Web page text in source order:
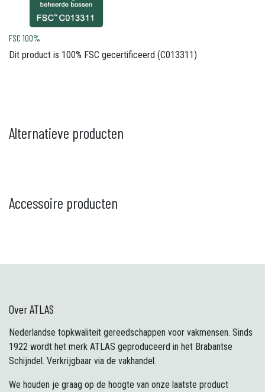
FSC 100%
Dit product is 100% FSC gecertificeerd (C013311)
Alternatieve producten
Accessoire producten
Over ATLAS
Nederlandse topkwaliteit gereedschappen voor vakmensen. Sinds
1922 wordt het merk ATLAS geproduceerd in het Brabantse
Schijndel. Verkrijgbaar via de vakhandel.
We houden je graag op de hoogte van onze laatste product